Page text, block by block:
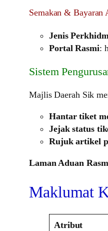
Semakan & Bayaran
Jenis
Portal Rasmi:
Sistem
Majlis Daerah Sik
Hantar tiket
Jejak status
Rujuk artikel
Laman Aduan
Maklumat
Atribut